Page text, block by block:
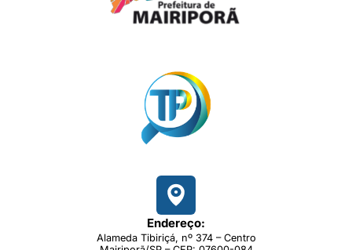
Endereço:
Alameda Tibiriçá, nº 374 – Centro